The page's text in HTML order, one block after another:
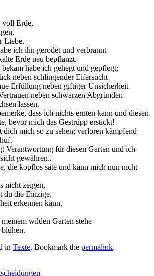
voll Erde,
Liebe.
ich ihn gerodet und verbrannt
Erde neu bepflanzt.
bekam habe ich gehegt und gepflegt;
neben schlingender Eifersucht
Erfüllung neben giftiger Unsicherheit
neben schwarzen Abgründen
lassen.
dass ich nichts ernten kann und diesen
bevor mich das Gestrüpp erstickt!
dich mich so zu sehen; verloren kämpfend
Verantwortung für diesen Garten und ich
gewähren..
die kopflos säte und kann mich nun nicht
nicht zeigen,
du die Einzige,
erkennen kann,
wilden Garten stehe
in Texte. Bookmark the permalink.